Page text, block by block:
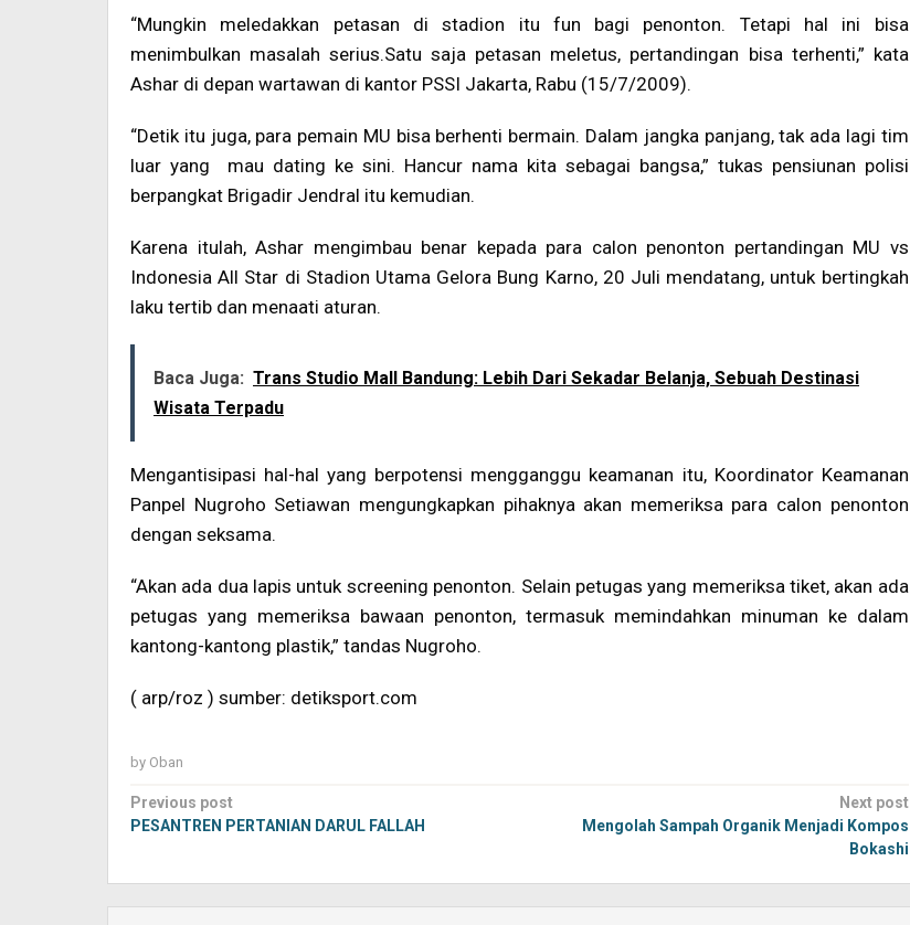
“Mungkin meledakkan petasan di stadion itu fun bagi penonton. Tetapi hal ini bisa
menimbulkan masalah serius.Satu saja petasan meletus, pertandingan bisa terhenti,” kata
Ashar di depan wartawan di kantor PSSI Jakarta, Rabu (15/7/2009).
“Detik itu juga, para pemain MU bisa berhenti bermain. Dalam jangka panjang, tak ada lagi tim
luar yang mau dating ke sini. Hancur nama kita sebagai bangsa,” tukas pensiunan polisi
berpangkat Brigadir Jendral itu kemudian.
Karena itulah, Ashar mengimbau benar kepada para calon penonton pertandingan MU vs
Indonesia All Star di Stadion Utama Gelora Bung Karno, 20 Juli mendatang, untuk bertingkah
laku tertib dan menaati aturan.
Baca Juga: Trans Studio Mall Bandung: Lebih Dari Sekadar Belanja, Sebuah Destinasi
Wisata Terpadu
Mengantisipasi hal-hal yang berpotensi mengganggu keamanan itu, Koordinator Keamanan
Panpel Nugroho Setiawan mengungkapkan pihaknya akan memeriksa para calon penonton
dengan seksama.
“Akan ada dua lapis untuk screening penonton. Selain petugas yang memeriksa tiket, akan ada
petugas yang memeriksa bawaan penonton, termasuk memindahkan minuman ke dalam
kantong-kantong plastik,” tandas Nugroho.
( arp/roz ) sumber: detiksport.com
by Oban
Post
navigation
Previous post
PESANTREN PERTANIAN DARUL FALLAH
Next post
Mengolah Sampah Organik Menjadi Kompos
Bokashi